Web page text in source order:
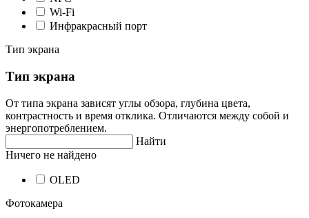
Wi-Fi
Инфракрасный порт
Тип экрана
Тип экрана
От типа экрана зависят углы обзора, глубина цвета,
контрастность и время отклика. Отличаются между собой и
энергопотреблением.
Найти
Ничего не найдено
OLED
Фотокамера